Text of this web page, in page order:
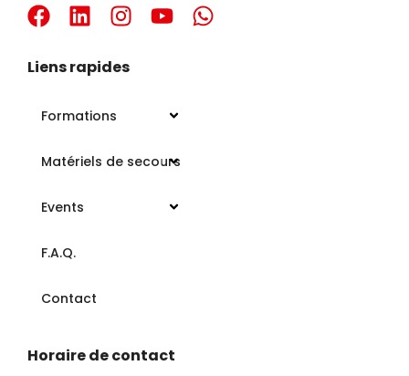
Liens rapides
Formations
Matériels de secours
Events
F.A.Q.
Contact
Horaire de contact